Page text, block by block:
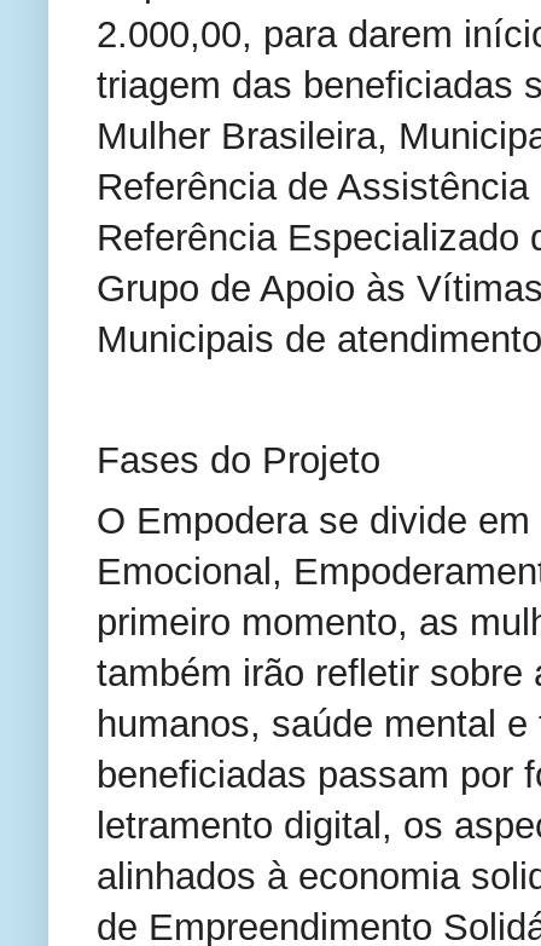
2.000,00, para darem
triagem das beneficiadas
Mulher Brasileira,
Referência de
Referência Especializado
Grupo de Apoio às
Municipais de
Fases do Projeto
O Empodera se divide
Emocional,
primeiro momento, as
também irão refletir sobre
humanos, saúde mental
beneficiadas passam por
letramento digital, os
alinhados à economia
de Empreendimento